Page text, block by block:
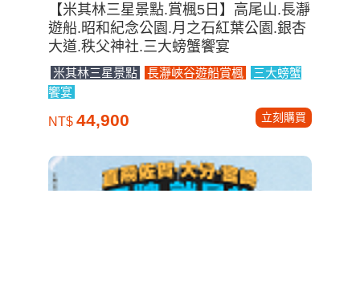
【米其林三星景點.賞楓5日】高尾山.長瀞
遊船.昭和紀念公園.月之石紅葉公園.銀杏
大道.秩父神社.三大螃蟹饗宴
米其林三星景點 長瀞峽谷遊船賞楓
三大螃蟹
饗宴
NT$ 44,900 立刻購買